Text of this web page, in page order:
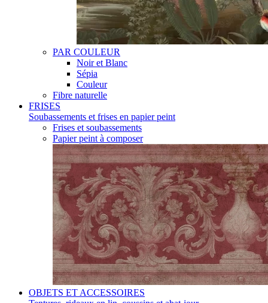
PAR COULEUR
Noir et Blanc
Sépia
Couleur
Fibre naturelle
FRISES
Soubassements et frises en papier peint
Frises et soubassements
Papier peint à composer
OBJETS ET ACCESSOIRES